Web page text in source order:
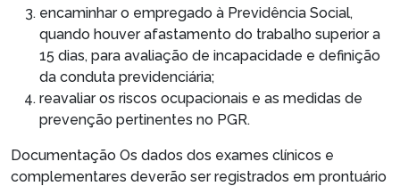
encaminhar o empregado à Previdência Social,
quando houver afastamento do trabalho superior a
15 dias, para avaliação de incapacidade e definição
da conduta previdenciária;
reavaliar os riscos ocupacionais e as medidas de
prevenção pertinentes no PGR.
Documentação Os dados dos exames clínicos e
complementares deverão ser registrados em prontuário